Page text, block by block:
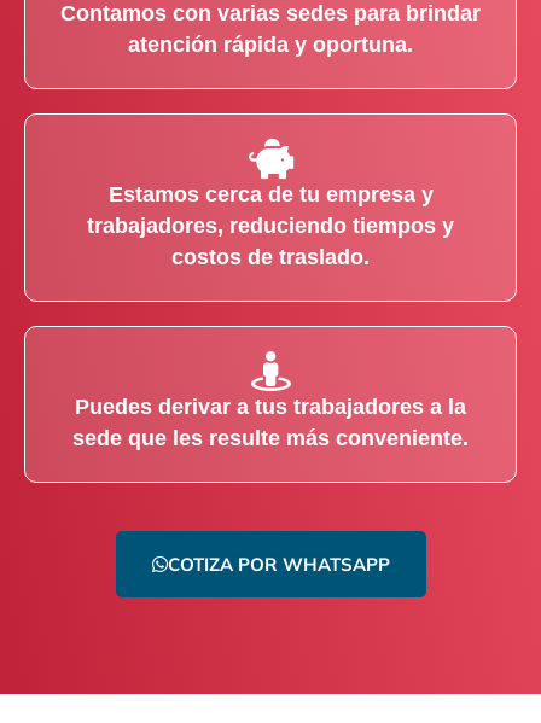
Contamos con varias sedes para brindar
atención rápida y oportuna.
Estamos cerca de tu empresa y
trabajadores, reduciendo tiempos y
costos de traslado.
Puedes derivar a tus trabajadores a la
sede que les resulte más conveniente.
COTIZA POR WHATSAPP